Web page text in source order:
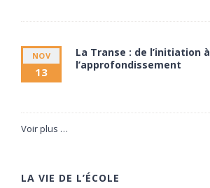
NOV
13
La Transe : de l’initiation à
l’approfondissement
Voir plus …
LA VIE DE L’ÉCOLE